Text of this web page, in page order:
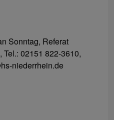
Sonntag, Referat
02151 822-3610,
niederrhein.de